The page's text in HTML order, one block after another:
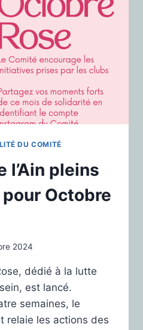
DU COMITÉ
l’Ain pleins
Octobre
2024
dédié à la lutte
est lancé.
semaines, le
relaie les actions des